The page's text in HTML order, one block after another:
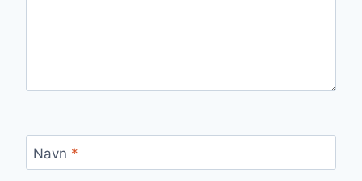
Navn *